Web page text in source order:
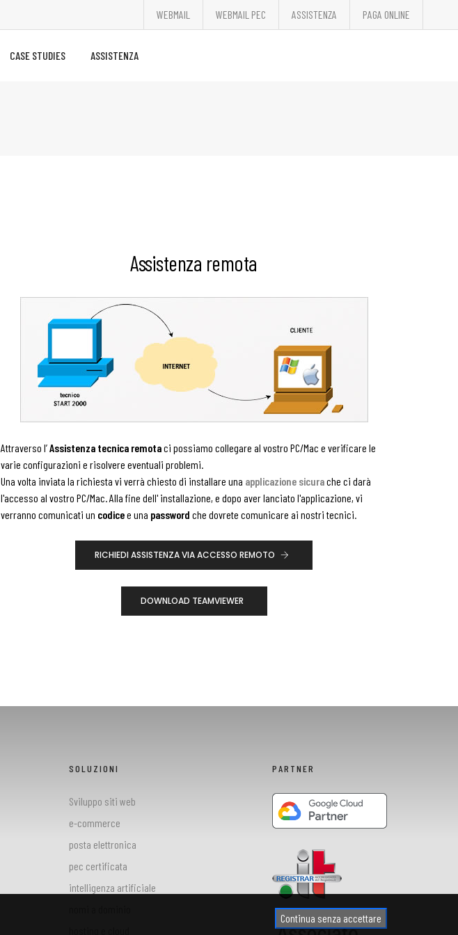
WEBMAIL WEBMAIL PEC ASSISTENZA PAGA ONLINE
CASE STUDIES ASSISTENZA
Assistenza remota
Attraverso l’Assistenza tecnica remotaci possiamo collegare al vostro PC/Mac e verificare le
varie configurazioni e risolvere eventuali problemi.
Una volta inviata la richiesta vi verrà chiesto di installare una applicazione sicurache ci darà
l'accesso al vostro PC/Mac. Alla fine dell' installazione, e dopo aver lanciato l'applicazione, vi
verranno comunicati un codicee una password che dovrete comunicare ai nostri tecnici.
RICHIEDI ASSISTENZA VIA ACCESSO REMOTO
DOWNLOAD TEAMVIEWER
SOLUZIONI
Sviluppo siti web
e-commerce
posta elettronica
pec certificata
intelligenza artificiale
PARTNER
Continua senza accettare